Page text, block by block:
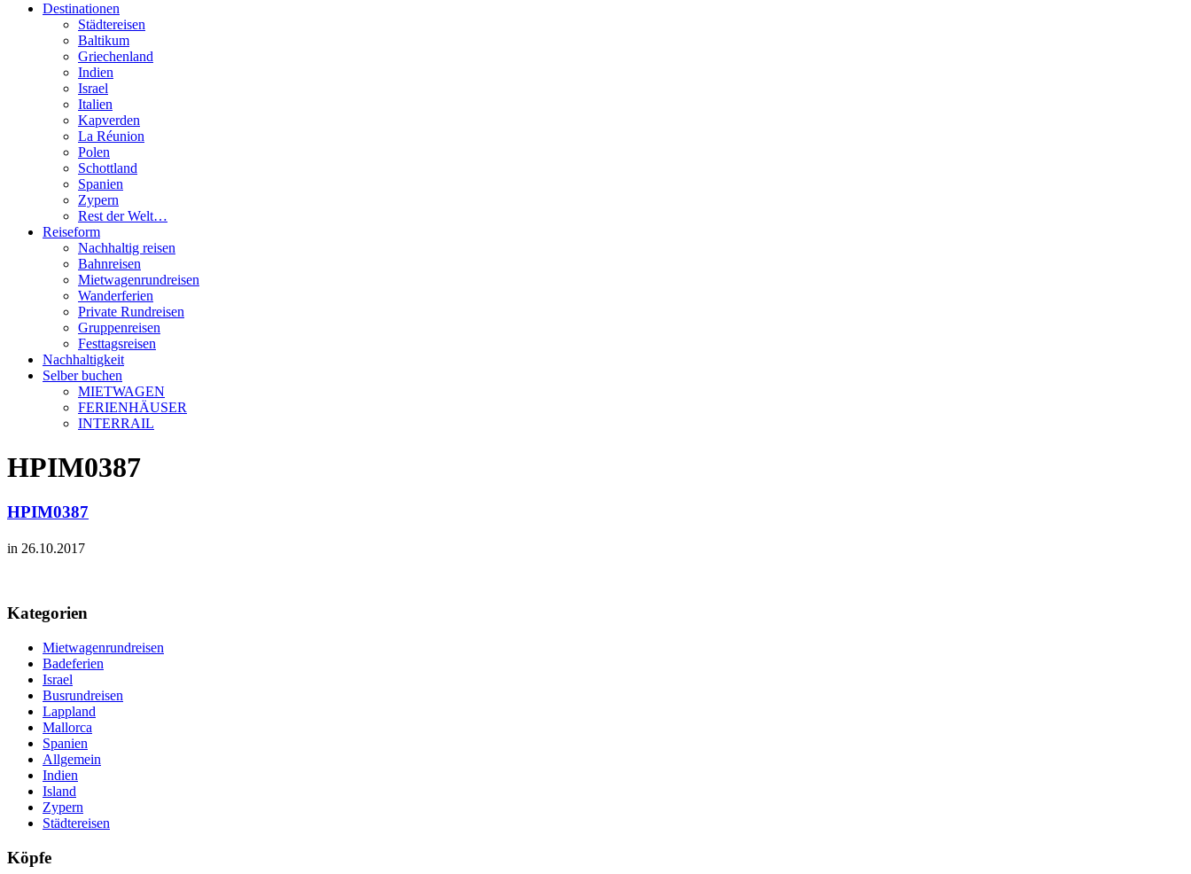
Destinationen
Städtereisen
Baltikum
Griechenland
Indien
Israel
Italien
Kapverden
La Réunion
Polen
Schottland
Spanien
Zypern
Rest der Welt…
Reiseform
Nachhaltig reisen
Bahnreisen
Mietwagenrundreisen
Wanderferien
Private Rundreisen
Gruppenreisen
Festtagsreisen
Nachhaltigkeit
Selber buchen
MIETWAGEN
FERIENHÄUSER
INTERRAIL
HPIM0387
HPIM0387
in 26.10.2017
Kategorien
Mietwagenrundreisen
Badeferien
Israel
Busrundreisen
Lappland
Mallorca
Spanien
Allgemein
Indien
Island
Zypern
Städtereisen
Köpfe